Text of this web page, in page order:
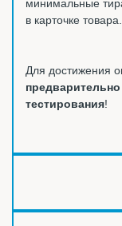
минимальные
в карточке товара.
Для достижения
тестирования!